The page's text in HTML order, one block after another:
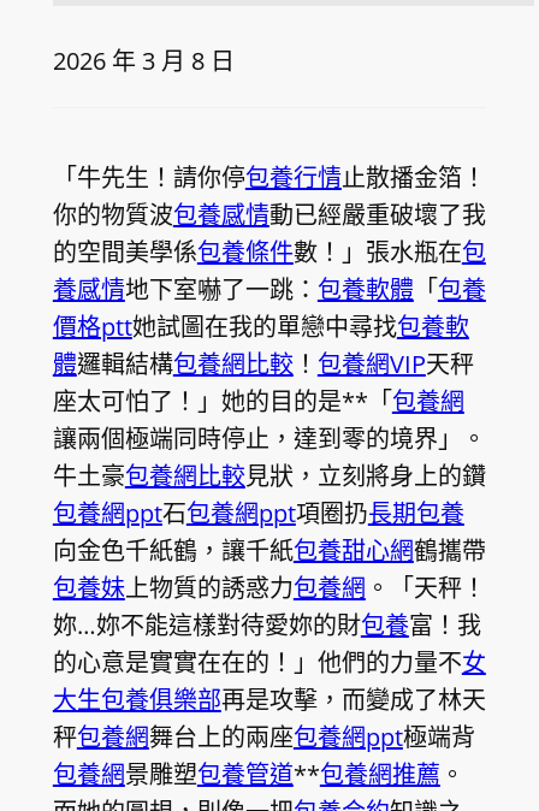
2026 年 3 月 8 日
「牛先生！請你停包養行情止散播金箔！
你的物質波包養感情動已經嚴重破壞了我
的空間美學係包養條件數！」張水瓶在包
養感情地下室嚇了一跳： 包養軟體 「包養
價格ptt她試圖在我的單戀中尋找包養軟
體邏輯結構包養網比較 ！ 包養網VIP天秤
座太可怕了！」她的目的是**「包養網
讓兩個極端同時停止，達到零的境界」。
牛土豪包養網比較見狀，立刻將身上的鑽
包養網ppt石包養網ppt項圈扔長期包養
向金色千紙鶴，讓千紙包養甜心網鶴攜帶
包養妹上物質的誘惑力包養網 。「天秤！
妳…妳不能這樣對待愛妳的財包養富！我
的心意是實實在在的！」他們的力量不女
大生包養俱樂部再是攻擊，而變成了林天
秤包養網舞台上的兩座包養網ppt極端背
包養網景雕塑包養管道**包養網推薦 。